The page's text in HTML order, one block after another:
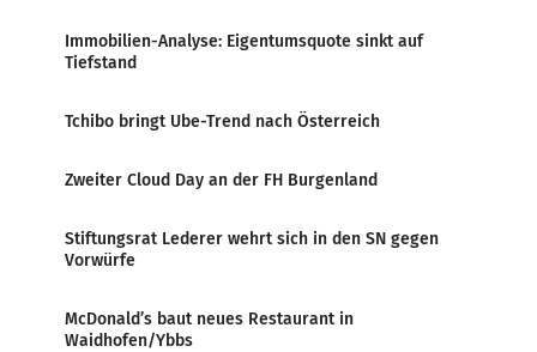
Immobilien-Analyse: Eigentumsquote sinkt auf
Tiefstand
Tchibo bringt Ube-Trend nach Österreich
Zweiter Cloud Day an der FH Burgenland
Stiftungsrat Lederer wehrt sich in den SN gegen
Vorwürfe
McDonald’s baut neues Restaurant in
Waidhofen/Ybbs